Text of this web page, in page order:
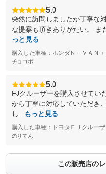
5.0
突然に訪問しましたが丁寧な
な提案も頂きありがたい。 ま
っと見る
購入した車種：ホンダＮ－ＶＡＮ
チョコボ
5.0
FJクルーザーを購入させてい
から丁寧に対応していただき
し...
もっと見る
購入した車種：トヨタＦＪクルーザ
のりてん
この販売店の